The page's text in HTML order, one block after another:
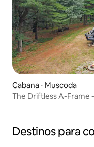
Cabana ⋅ Muscoda
The Driftless A-Frame
Destinos para